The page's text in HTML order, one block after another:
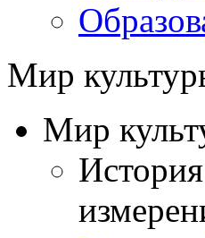
Мир
Мир